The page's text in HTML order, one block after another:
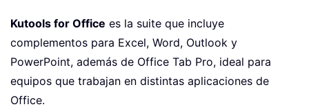
Kutools for Office es la suite que incluye
complementos para Excel, Word, Outlook y
PowerPoint, además de Office Tab Pro, ideal para
equipos que trabajan en distintas aplicaciones de
Office.